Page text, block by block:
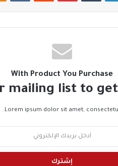
With Product You Purchase
mailing list to
Lorem ipsum dolor sit amet,